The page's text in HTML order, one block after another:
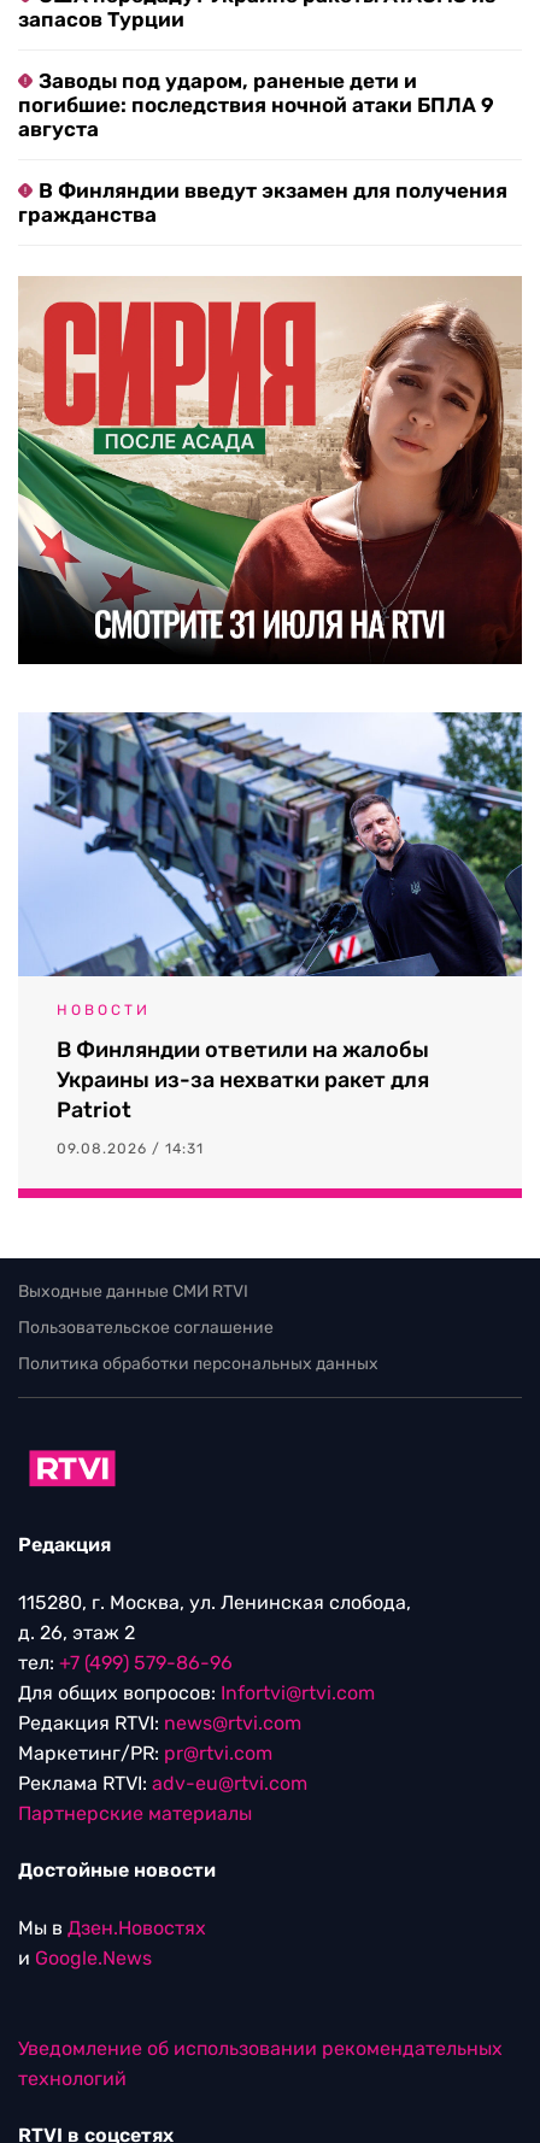
запасов Турции
Заводы под ударом, раненые дети и
погибшие: последствия ночной атаки БПЛА 9
августа
В Финляндии введут экзамен для получения
гражданства
НОВОСТИ
В Финляндии ответили на жалобы
Украины из-за нехватки ракет для
Patriot
09.08.2026 / 14:31
Выходные данные СМИ RTVI
Пользовательское соглашение
Политика обработки персональных данных
Редакция
115280, г. Москва, ул. Ленинская слобода,
д. 26, этаж 2
тел: +7 (499) 579-86-96
Для общих вопросов: Infortvi@rtvi.com
Редакция RTVI: news@rtvi.com
Маркетинг/PR: pr@rtvi.com
Реклама RTVI: adv-eu@rtvi.com
Партнерские материалы
Достойные новости
Мы в Дзен.Новостях
и Google.News
Уведомление об использовании рекомендательных
технологий
RTVI в соцсетях